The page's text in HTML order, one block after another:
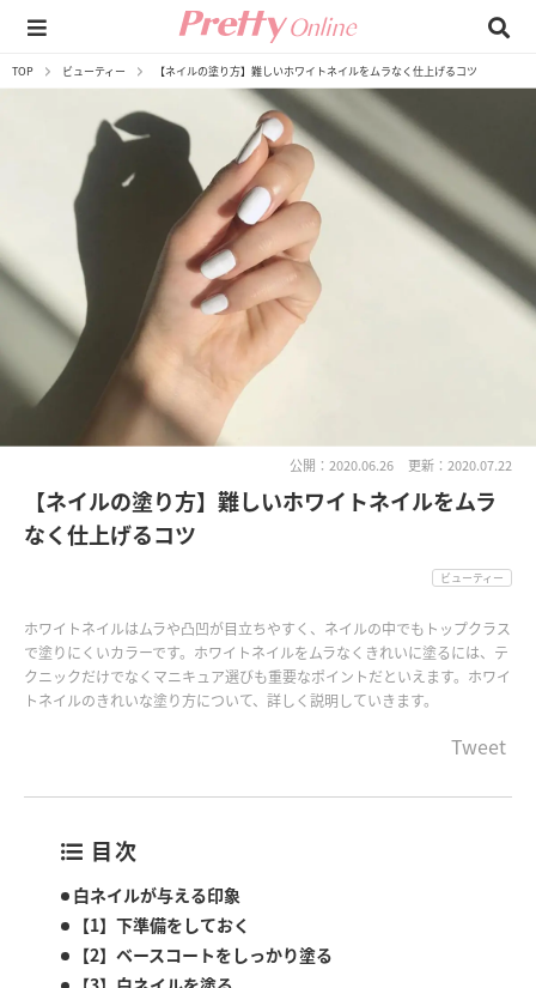
TOP ビューティー 【ネイルの塗り方】難しいホワイトネイルをムラなく仕上げるコツ
公開：2020.06.26 更新：2020.07.22
【ネイルの塗り方】難しいホワイトネイルをムラ
なく仕上げるコツ
ビューティー
ホワイトネイルはムラや凸凹が目立ちやすく、ネイルの中でもトップクラス
で塗りにくいカラーです。ホワイトネイルをムラなくきれいに塗るには、テ
クニックだけでなくマニキュア選びも重要なポイントだといえます。ホワイ
トネイルのきれいな塗り方について、詳しく説明していきます。
Tweet
目次
白ネイルが与える印象
【1】下準備をしておく
【2】ベースコートをしっかり塗る